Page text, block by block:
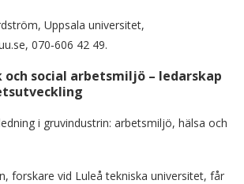
Uppsala universitet,
070‑606 42 49.
social arbetsmiljö – ledarskap
i gruvindustrin: arbetsmiljö, hälsa och
forskare vid Luleå tekniska universitet, får